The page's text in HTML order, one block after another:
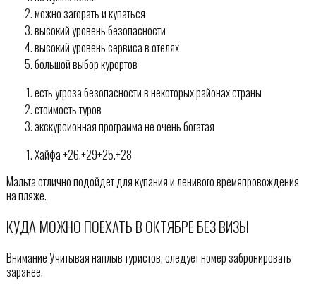
можно загорать и купаться
высокий уровень безопасности
высокий уровень сервиса в отелях
большой выбор курортов
есть угроза безопасности в некоторых районах страны
стоимость туров
экскурсионная программа не очень богатая
Хайфа +26.+29+25.+28
Мальта отлично подойдет для купания и ленивого времяпровождения
на пляже.
КУДА МОЖНО ПОЕХАТЬ В ОКТЯБРЕ БЕЗ ВИЗЫ
Внимание Учитывая наплыв туристов, следует номер забронировать
заранее.